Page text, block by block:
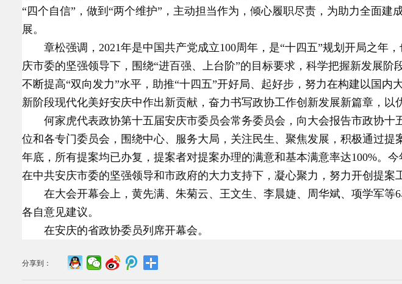
“四个自信”，做到“两个维护”，主动担当作为，倾心履职尽责，为助力全面
展。
章松强调，2021年是中国共产党成立100周年，是“十四五”规划开局之
庆市委的坚强领导下，围绕“进百强、上台阶”的目标要求，科学把握新发展
不断提高“双向发力”水平，助推“十四五”开好局、起好步，努力在构建以国
新阶段现代化美好安庆中作出新贡献，奋力书写政协工作创新发展新篇章，以
何家虎代表政协第十五届安庆市委员会常务委员会，向大会报告市政协
位和各专门委员会，围绕中心、服务大局，关注民生、聚焦发展，积极通过
年底，所有提案均已办复，提案者对提案办理的满意和基本满意率达100%。
在中共安庆市委的坚强领导和市政府的大力支持下，凝心聚力，努力开创提案
在大会开幕会上，黄先满、朱菊云、王文生、李晨婕、周华斌、项学军
各自意见建议。
在安庆的省政协委员列席开幕会。
分享到：